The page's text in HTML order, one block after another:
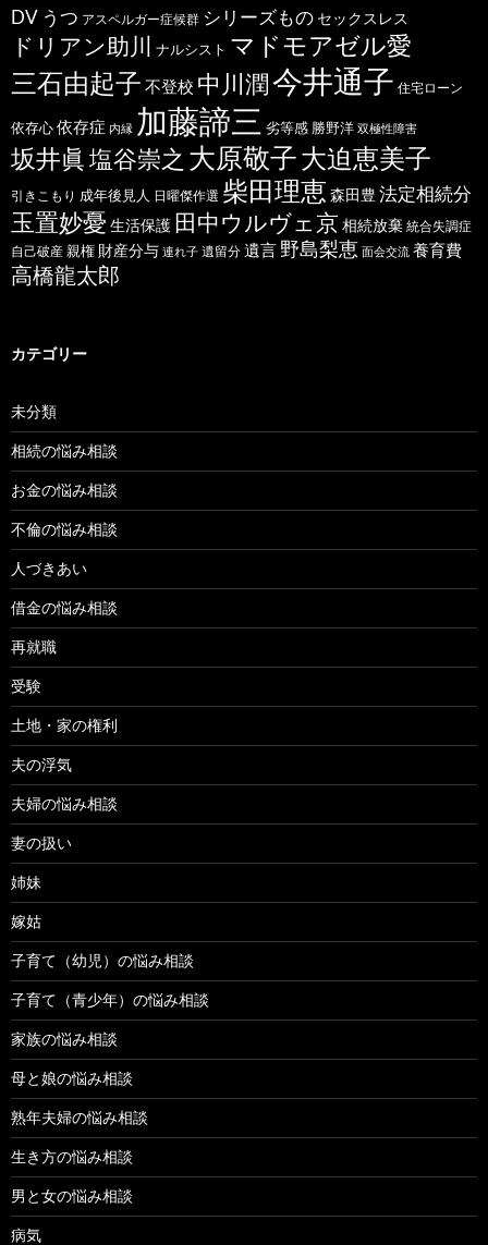
DV うつ アスペルガー症候群 シリーズもの セックスレス
ドリアン助川 ナルシスト マドモアゼル愛
三石由起子 不登校 中川潤今井通子 住宅ローン
依存心依存症 内縁 加藤諦三 劣等感 勝野洋 双極性障害
坂井眞塩谷崇之 大原敬子大迫恵美子
引きこもり 成年後見人 日曜傑作選 柴田理恵 森田豊 法定相続分
玉置妙憂 生活保護 田中ウルヴェ京相続放棄 統合失調症
自己破産 親権 財産分与 連れ子 遺留分 遺言 野島梨恵 面会交流 養育費
高橋龍太郎
カテゴリー
未分類
相続の悩み相談
お金の悩み相談
不倫の悩み相談
人づきあい
借金の悩み相談
再就職
受験
土地・家の権利
夫の浮気
夫婦の悩み相談
妻の扱い
姉妹
嫁姑
子育て（幼児）の悩み相談
子育て（青少年）の悩み相談
家族の悩み相談
母と娘の悩み相談
熟年夫婦の悩み相談
生き方の悩み相談
男と女の悩み相談
病気